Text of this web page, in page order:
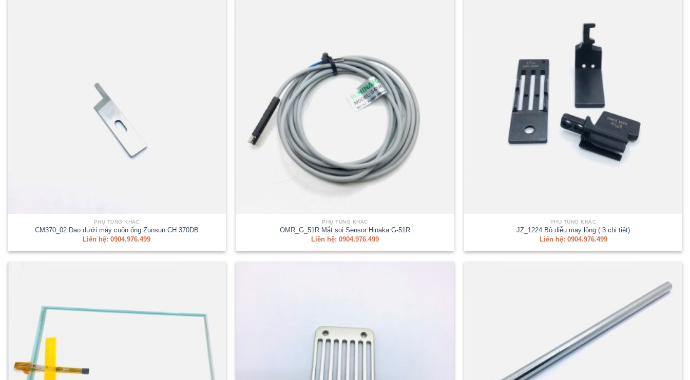
PHỤ TÙNG KHÁC
CM370_02 Dao dưới máy cuốn ống Zunsun CH 370DB
Liên hệ: 0904.976.499
PHỤ TÙNG KHÁC
OMR_G_51R Mắt soi Sensor Hinaka G-51R
Liên hệ: 0904.976.499
PHỤ TÙNG KHÁC
JZ_1224 Bộ diễu may lông ( 3 chi tiết)
Liên hệ: 0904.976.499